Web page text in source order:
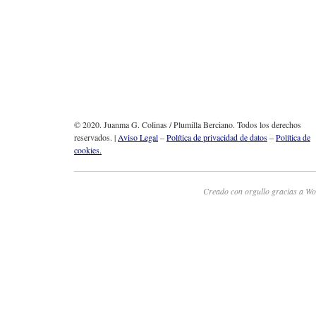
© 2020. Juanma G. Colinas / Plumilla Berciano. Todos los derechos
reservados. |Aviso Legal–Política de privacidad de datos–Política de
cookies.
Creado con orgullo gracias a